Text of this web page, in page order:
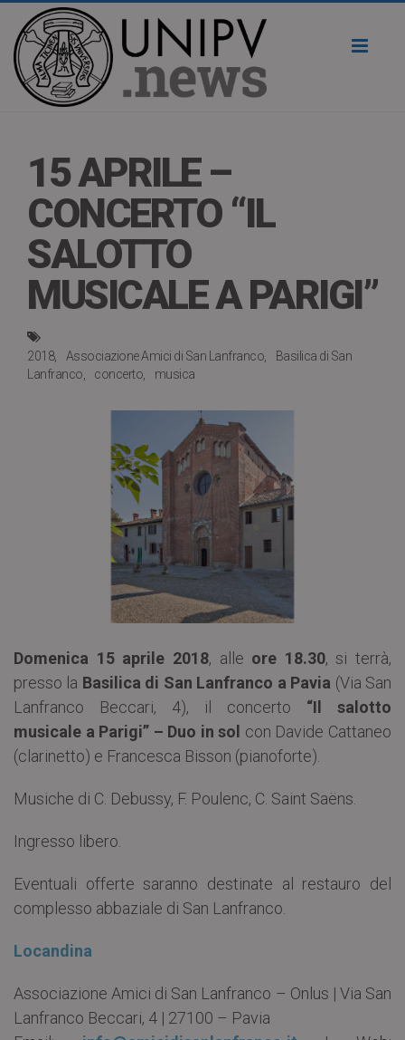
15 APRILE –
CONCERTO “IL
SALOTTO
MUSICALE A PARIGI”
2018 Associazione Amici di San Lanfranco
Basilica di San
Lanfranco
concerto musica
Domenica 15 aprile 2018, alle ore 18.30, si terrà,
presso la Basilica di San Lanfranco a Pavia (Via San
Lanfranco Beccari, 4), il concerto “Il salotto
musicale a Parigi” – Duo in sol con Davide Cattaneo
(clarinetto) e Francesca Bisson (pianoforte).
Musiche di C. Debussy, F. Poulenc, C. Saint Saëns.
Ingresso libero.
Eventuali offerte saranno destinate al restauro del
complesso abbaziale di San Lanfranco.
Locandina
Associazione Amici di San Lanfranco – Onlus | Via San
Lanfranco Beccari, 4 | 27100 – Pavia